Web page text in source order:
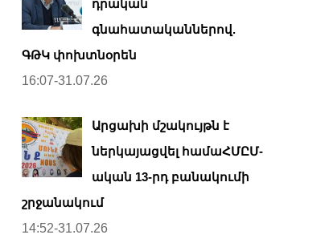
դրական
գնահատականներով.
ԳԹԿ փոխտնօրեն
16:07-31.07.26
Արցախի մշակույթն է
ներկայացվել համաՀՄԸՄ-
ական 13-րդ բանակումի
շրջանակում
14:52-31.07.26